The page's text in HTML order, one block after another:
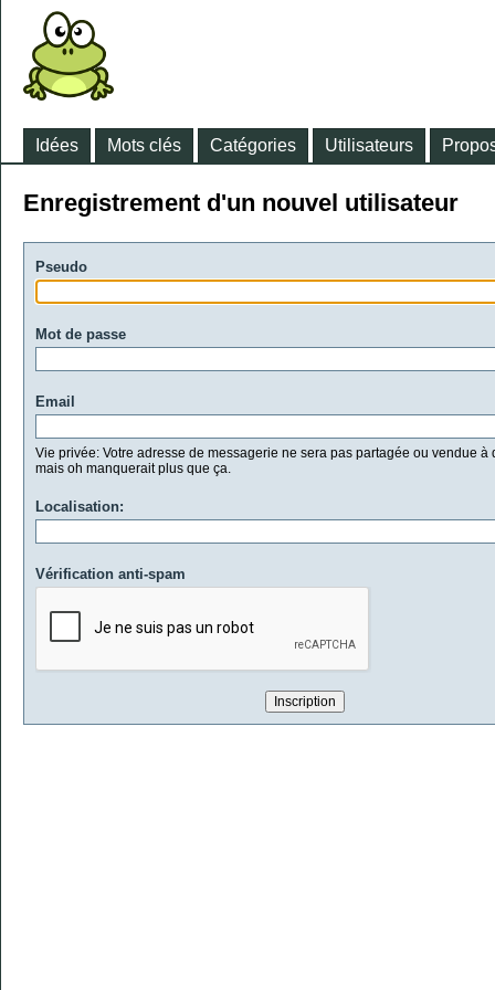
Idées Mots clés Catégories Utilisateurs
Enregistrement d'un nouvel utilisateur
Pseudo
Mot de passe
Email
Vie privée: Votre adresse de messagerie ne sera pas partagée ou vendue à
mais oh manquerait plus que ça.
Localisation:
Vérification anti-spam